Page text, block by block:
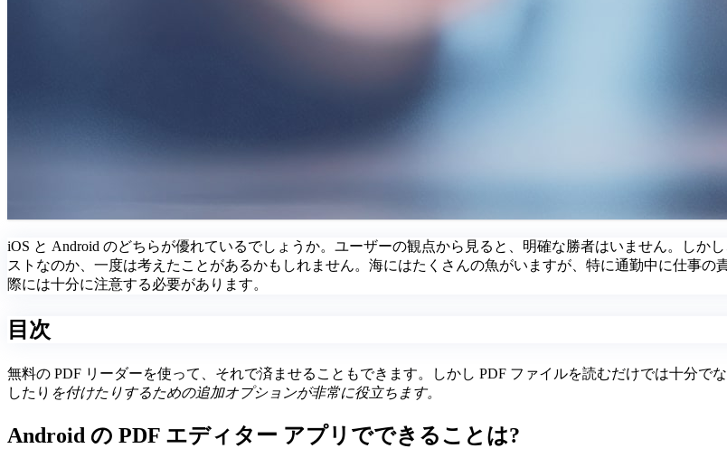
iOS と Android のどちらが優れているでしょうか。ユーザーの観点から見ると、明確な勝者はいません。しか
ストなのか、一度は考えたことがあるかもしれません。海にはたくさんの魚がいますが、特に通勤中に仕事
際には十分に注意する必要があります。
目次
無料の PDF リーダーを使って、それで済ませることもできます。しかし PDF ファイルを読むだけでは十分
したり を付けたりするための追加オプションが非常に役立ちます。
Android の PDF エディター アプリでできることは?